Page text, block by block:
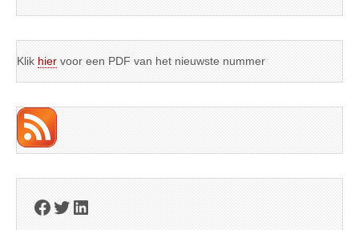
Klik hier voor een PDF van het nieuwste nummer
Facebook
Twitter
LinkedIn